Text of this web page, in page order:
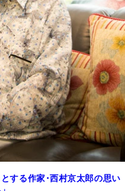
する作家･西村京太郎の思い